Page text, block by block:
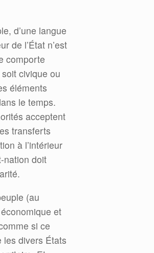
d’une langue
de l’État n’est
comporte
civique ou
éléments
le temps.
acceptent
transferts
à l’intérieur
nation doit
(au
et
si ce
les divers États